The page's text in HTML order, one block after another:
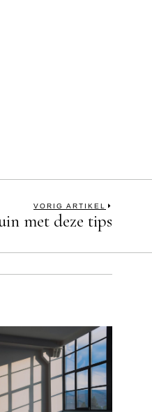
VORIG ARTIKEL
met deze tips